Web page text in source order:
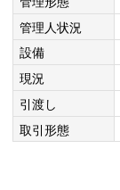
管理人状況
設備
現況
引渡し
取引形態